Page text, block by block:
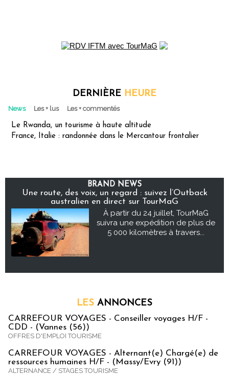
DERNIÈRE HEURE
News Les + lus Les + commentés
Le Rwanda, un tourisme à haute altitude
France, Italie : randonnée dans le Mercantour frontalier
BRAND NEWS
Une route, des voix, un regard : suivez l’Outback
australien en direct sur TourMaG
À partir du 24 juillet, TourMaG
suivra une expédition de plus de
5 000 kilomètres à travers...
LES ANNONCES
CARREFOUR VOYAGES - Conseiller voyages H/F -
CDD - (Vannes (56))
OFFRES D'EMPLOI TOURISME
CARREFOUR VOYAGES - Alternant(e) Chargé(e) de
ressources humaines H/F - (Massy/Evry (91))
ALTERNANCE / STAGES TOURISME